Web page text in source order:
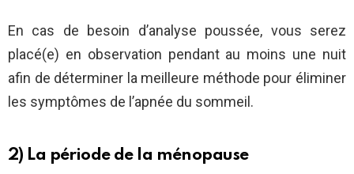
En cas de besoin d’analyse poussée, vous serez
placé(e) en observation pendant au moins une nuit
afin de déterminer la meilleure méthode pour éliminer
les symptômes de l’apnée du sommeil.
2) La période de la ménopause